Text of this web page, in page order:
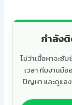
กำลัง
ไม่ว่าเนื้อหาจะซั
เวลา ทีมงานมื
ปัญหา และดูแล